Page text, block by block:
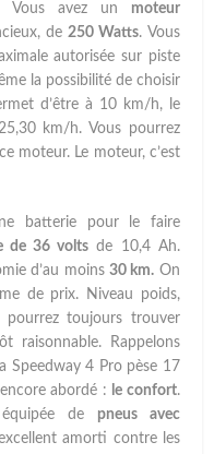
Vous avez un moteur
de250 Watts. Vous
autorisée sur piste
la possibilité de choisir
d’être à 10 km/h, le
km/h. Vous pourrez
moteur. Le moteur, c’est
batterie pour le faire
de 36 volts de 10,4 Ah.
d’au moins30 km. On
de prix. Niveau poids,
pourrez toujours trouver
raisonnable. Rappelons
Speedway 4 Pro pèse 17
abordé : le confort.
de pneus avec
amorti contre les